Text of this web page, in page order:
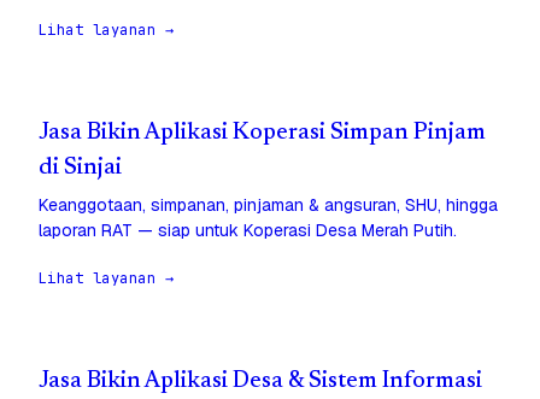
Lihat layanan →
Jasa Bikin Aplikasi Koperasi Simpan Pinjam
di Sinjai
Keanggotaan, simpanan, pinjaman & angsuran, SHU, hingga
laporan RAT — siap untuk Koperasi Desa Merah Putih.
Lihat layanan →
Jasa Bikin Aplikasi Desa & Sistem Informasi